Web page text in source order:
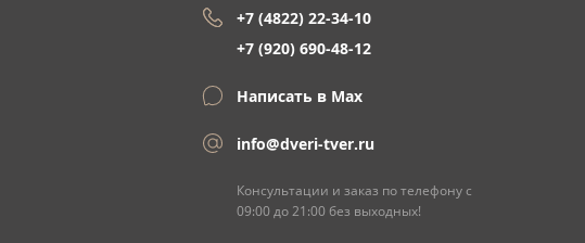
+7 (4822) 22-34-10
+7 (920) 690-48-12
Написать в Max
info@dveri-tver.ru
Консультации и заказ по телефону с
09:00 до 21:00 без выходных!